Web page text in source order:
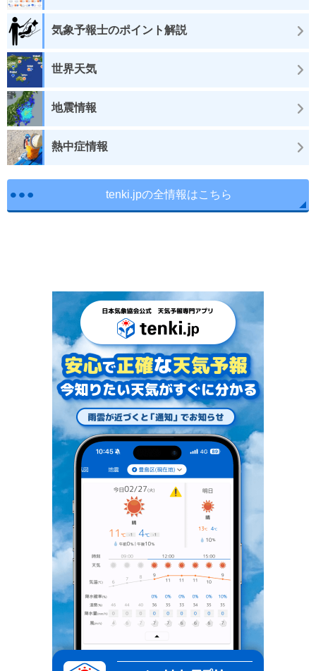
気象予報士のポイント解説
世界天気
地震情報
熱中症情報
tenki.jpの全情報はこちら